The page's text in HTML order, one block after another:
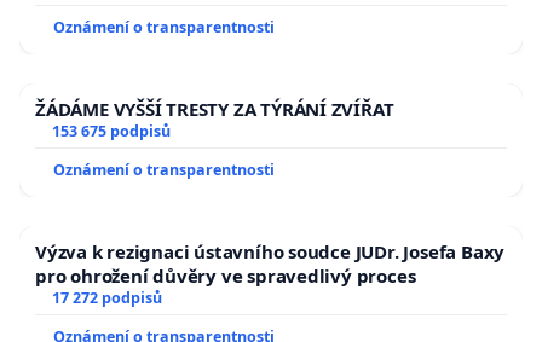
Oznámení o transparentnosti
ŽÁDÁME VYŠŠÍ TRESTY ZA TÝRÁNÍ ZVÍŘAT
153 675 podpisů
Oznámení o transparentnosti
Výzva k rezignaci ústavního soudce JUDr. Josefa Baxy
pro ohrožení důvěry ve spravedlivý proces
17 272 podpisů
Oznámení o transparentnosti